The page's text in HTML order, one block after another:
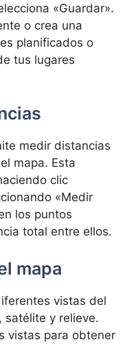
«Guardar».
o crea una
planificados o
tus lugares
medir distancias
mapa. Esta
clic
«Medir
los puntos
total entre ellos.
mapa
vistas del
satélite y relieve.
vistas para obtener